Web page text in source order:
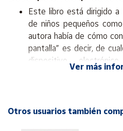
Mapa de
vendedores
Este libro está dirigido
de niños pequeños
autora había de cómo
pantalla” es decir, de
dispositivo
videojuego portátil,
Ver más
Otros usuarios también